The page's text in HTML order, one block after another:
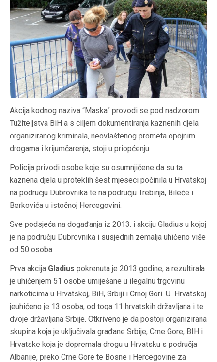
Akcija kodnog naziva “Maska” provodi se pod nadzorom
Tužiteljstva BiH a s ciljem dokumentiranja kaznenih djela
organiziranog kriminala, neovlaštenog prometa opojnim
drogama i krijumčarenja, stoji u priopćenju.
Policija privodi osobe koje su osumnjičene da su ta
kaznena djela u proteklih šest mjeseci počinila u Hrvatskoj
na području Dubrovnika te na području Trebinja, Bileće i
Berkovića u istočnoj Hercegovini.
Sve podsjeća na događanja iz 2013. i akciju Gladius u kojoj
je na području Dubrovnika i susjednih zemalja uhićeno više
od 50 osoba.
Prva akcija Gladius pokrenuta je 2013 godine, a rezultirala
je uhićenjem 51 osobe umiješane u ilegalnu trgovinu
narkoticima u Hrvatskoj, BiH, Srbiji i Crnoj Gori. U Hrvatskoj
jeuhićeno je 13 osoba, od toga 11 hrvatskih državljana i te
dvoje državljana Srbije. Otkriveno je da postoji organizirana
skupina koja je uključivala građane Srbije, Crne Gore, BIH i
Hrvatske koja je dopremala drogu u Hrvatsku s područja
Albanije, preko Crne Gore te Bosne i Hercegovine za